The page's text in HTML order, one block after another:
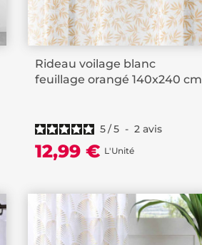
Rideau voilage blanc
feuillage orangé 140x240 cm
5/5 - 2 avis
12,99 € L'Unité